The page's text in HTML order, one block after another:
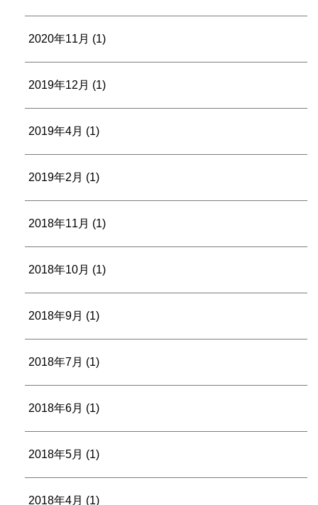
2020年11月 (1)
2019年12月 (1)
2019年4月 (1)
2019年2月 (1)
2018年11月 (1)
2018年10月 (1)
2018年9月 (1)
2018年7月 (1)
2018年6月 (1)
2018年5月 (1)
2018年4月 (1)